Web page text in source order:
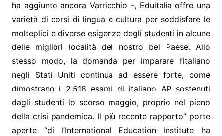
ha aggiunto ancora Varricchio -, Eduitalia offre una
varietà di corsi di lingua e cultura per soddisfare le
molteplici e diverse esigenze degli studenti in alcune
delle migliori località del nostro bel Paese. Allo
stesso modo, la domanda per imparare l’italiano
negli Stati Uniti continua ad essere forte, come
dimostrano i 2.518 esami di italiano AP sostenuti
dagli studenti lo scorso maggio, proprio nel pieno
della crisi pandemica. Il più recente rapporto” porte
aperte “di l’International Education Institute ha